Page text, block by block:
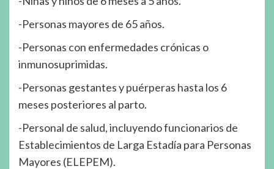
-Personas mayores de 65 años.
-Personas con enfermedades crónicas o
inmunosuprimidas.
-Personas gestantes y puérperas hasta los 6
meses posteriores al parto.
-Personal de salud, incluyendo funcionarios de
Establecimientos de Larga Estadía para Personas
Mayores (ELEPEM).